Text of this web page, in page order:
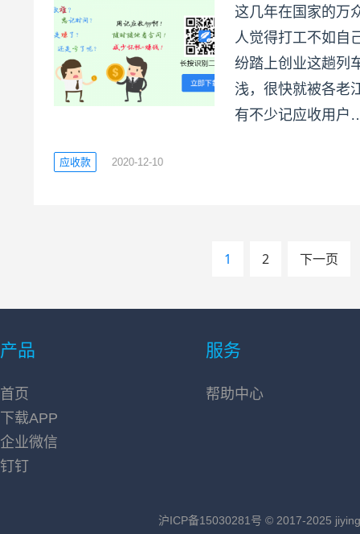
这几年在国家的万
人觉得打工不如自
纷踏上创业这趟列
浅，很快就被各老
有不少记应收用户
应收款 2020-12-10
航
1 2 下一页
产品
首页
下载APP
企业微信
钉钉
服务
帮助中心
沪ICP备15030281号 © 2017-2025